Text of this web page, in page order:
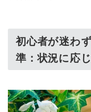
初心者が迷わ
準：状況に応